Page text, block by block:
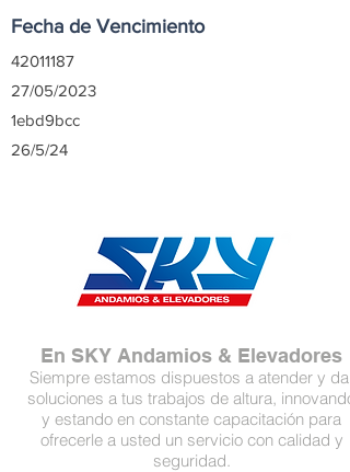
Fecha de Vencimiento
42011187
27/05/2023
1ebd9bcc
26/5/24
En SKY Andamios & Elevadores
Siempre estamos dispuestos a atender y dar
soluciones a tus trabajos de altura, innovando
y estando en constante capacitación para
ofrecerle a usted un servicio con calidad y
seguridad.